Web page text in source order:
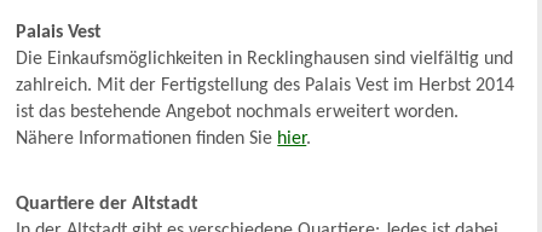
Palais Vest
Die Einkaufsmöglichkeiten in Recklinghausen sind vielfältig und
zahlreich. Mit der Fertigstellung des Palais Vest im Herbst 2014
ist das bestehende Angebot nochmals erweitert worden.
Nähere Informationen finden Sie hier.
Quartiere der Altstadt